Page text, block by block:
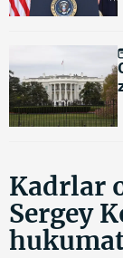
Kadrlar
Sergey